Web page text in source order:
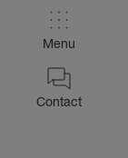
Menu
Contact